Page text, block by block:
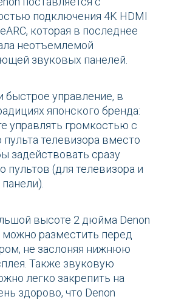
подключения 4K HDMI
которая в последнее
неотъемлемой
звуковых панелей.
быстрое управление, в
японского бренда:
управлять громкостью с
телевизора вместо
задействовать сразу
пультов (для телевизора и
высоте 2 дюйма Denon
можно разместить перед
не заслоняя нижнюю
Также звуковую
легко закрепить на
здорово, что Denon